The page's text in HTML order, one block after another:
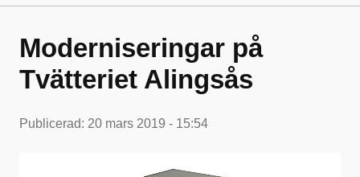
Moderniseringar på
Tvätteriet Alingsås
Publicerad: 20 mars 2019 - 15:54